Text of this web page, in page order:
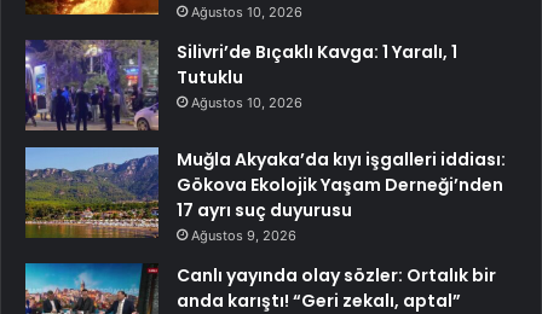
Ağustos 10, 2026
Silivri’de Bıçaklı Kavga: 1 Yaralı, 1
Tutuklu
Ağustos 10, 2026
Muğla Akyaka’da kıyı işgalleri iddiası:
Gökova Ekolojik Yaşam Derneği’nden
17 ayrı suç duyurusu
Ağustos 9, 2026
Canlı yayında olay sözler: Ortalık bir
anda karıştı! “Geri zekalı, aptal”